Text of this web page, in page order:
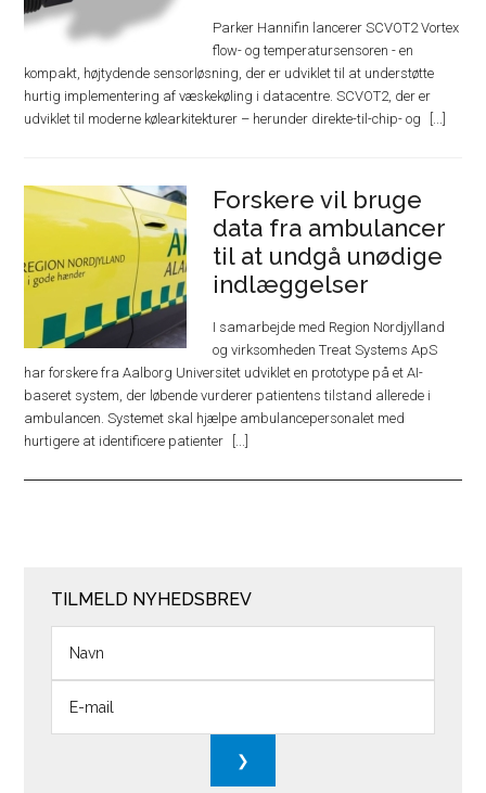
Parker Hannifin lancerer SCVOT2 Vortex
flow- og temperatursensoren - en
kompakt, højtydende sensorløsning, der er udviklet til at understøtte
hurtig implementering af væskekøling i datacentre. SCVOT2, der er
udviklet til moderne kølearkitekturer – herunder direkte-til-chip- og
Forskere vil bruge
data fra ambulancer
til at undgå unødige
indlæggelser
I samarbejde med Region Nordjylland
og virksomheden Treat Systems ApS
har forskere fra Aalborg Universitet udviklet en prototype på et AI-
baseret system, der løbende vurderer patientens tilstand allerede i
ambulancen. Systemet skal hjælpe ambulancepersonalet med
hurtigere at identificere patienter
TILMELD NYHEDSBREV